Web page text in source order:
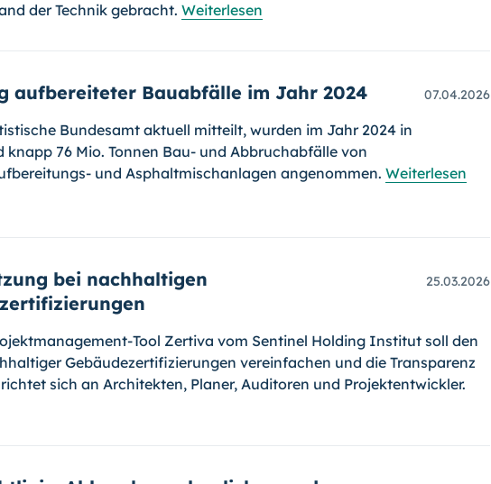
der Technik gebracht. Weiterlesen
aufbereiteter Bauabfälle im Jahr 2024 07.04.2026
Bundesamt aktuell mitteilt, wurden im Jahr 2024 in
knapp 76 Mio. Tonnen Bau- und Abbruchabfälle von
und Asphaltmischanlagen angenommen. Weiterlesen
bei nachhaltigen
25.03.2026
Tool Zertiva vom Sentinel Holding Institut soll den
Gebäudezertifizierungen vereinfachen und die Transparenz
sich an Architekten, Planer, Auditoren und Projektentwickler.